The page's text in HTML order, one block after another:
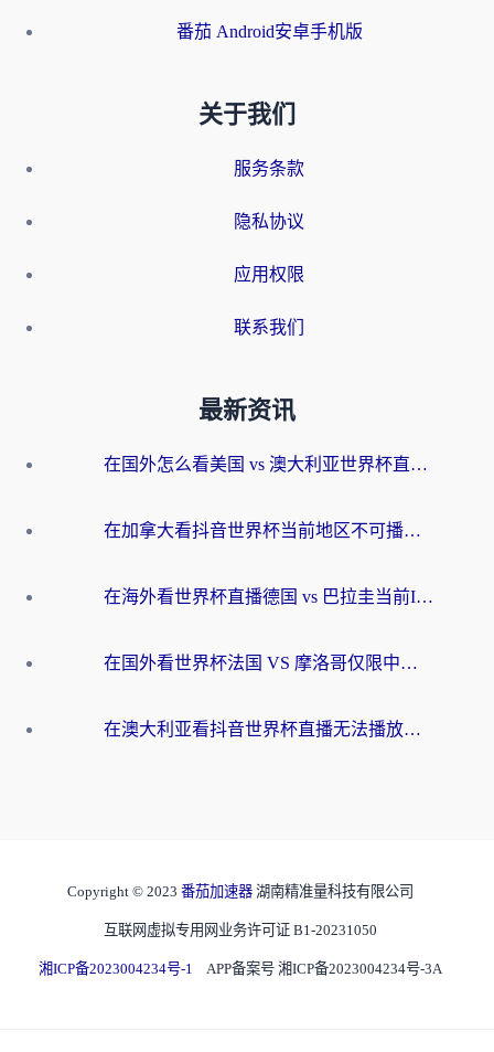
番茄 Android安卓手机版
关于我们
服务条款
隐私协议
应用权限
联系我们
最新资讯
在国外怎么看美国 vs 澳大利亚世界杯直播？海外党必藏的中文解说观赛指南
在加拿大看抖音世界杯当前地区不可播放？海外党体育观赛终极指南
在海外看世界杯直播德国 vs 巴拉圭当前IP受限制？这篇指南帮你轻松解决地区限制
在国外看世界杯法国 VS 摩洛哥仅限中国大陆？别让地域限制拦下你的欢呼
在澳大利亚看抖音世界杯直播无法播放？海外党体育观赛终极指南来了！
Copyright © 2023 番茄加速器 湖南精准量科技有限公司
互联网虚拟专用网业务许可证 B1-20231050
湘ICP备2023004234号-1 APP备案号 湘ICP备2023004234号-3A